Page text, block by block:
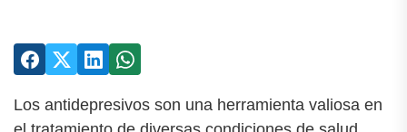
Los antidepresivos son una herramienta valiosa en